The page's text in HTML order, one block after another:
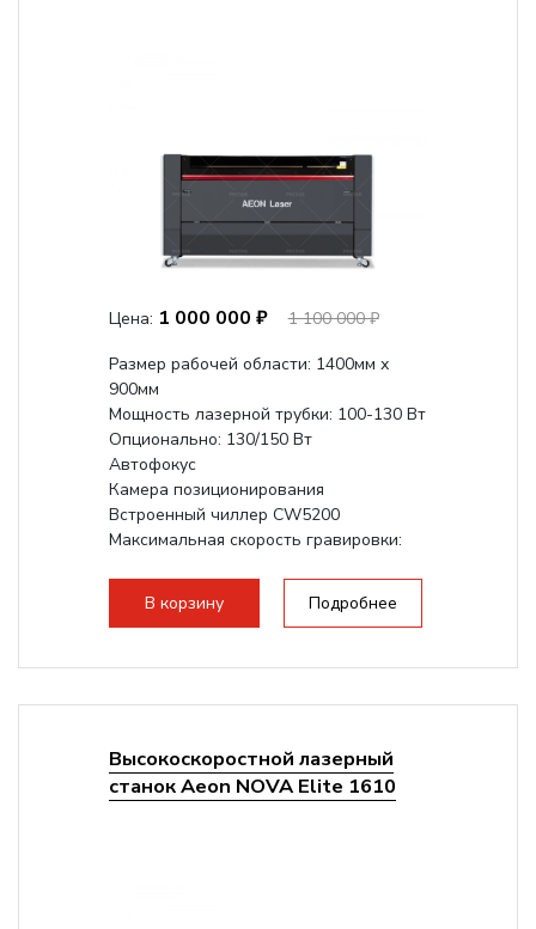
Цена: 1 000 000 ₽
1 100 000 ₽
Размер рабочей области: 1400мм х
900мм
Мощность лазерной трубки: 100-130 Вт
Опционально: 130/150 Вт
Автофокус
Камера позиционирования
Встроенный чиллер CW5200
Максимальная скорость гравировки:
140мм,...
В корзину Подробнее
Высокоскоростной лазерный
станок Aeon NOVA Elite 1610